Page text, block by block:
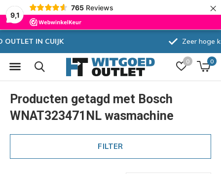
9,1
765 Reviews ×
0 0
Producten getagd met Bosch
WNAT323471NL wasmachine
FILTER